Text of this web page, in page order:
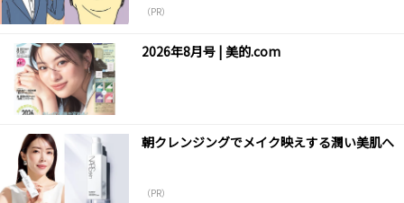
（PR）
2026年8月号 | 美的.com
朝クレンジングでメイク映えする潤い美肌へ
（PR）